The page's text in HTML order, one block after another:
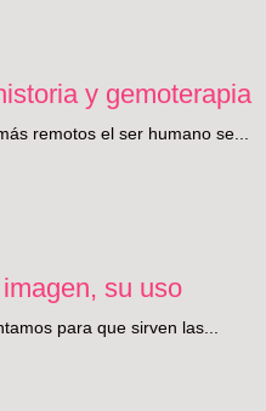
y gemoterapia
remotos el ser humano se...
su uso
para que sirven las...